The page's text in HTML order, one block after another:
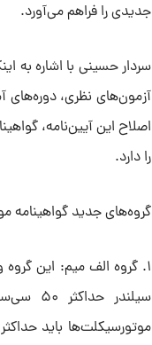
جدیدی را فراهم می‌آورد.
سردار حسینی با اشاره به
آزمون‌های نظری، دوره‌های
اصلاح این آیین‌نامه،
را دارد.
گروه‌های جدید گواهینامه
۱. گروه الف میم: این